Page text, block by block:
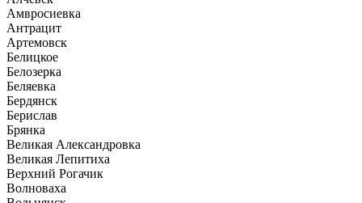
Амвросиевка
Антрацит
Артемовск
Белицкое
Белозерка
Беляевка
Бердянск
Берислав
Брянка
Великая Александровка
Великая Лепитиха
Верхний Рогачик
Волноваха